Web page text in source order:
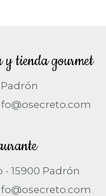
y tienda gourmet
- 15900 Padrón